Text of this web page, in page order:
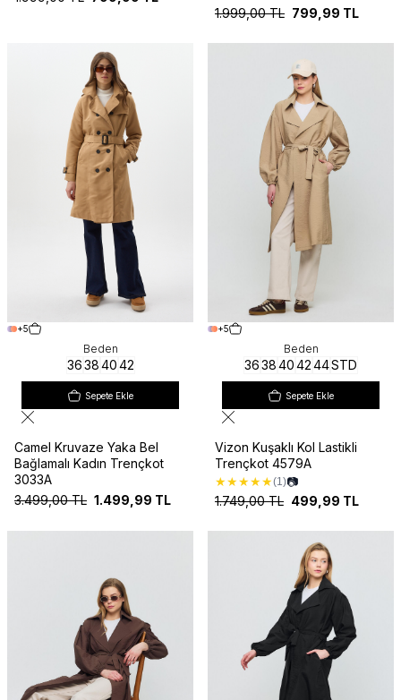
1.999,00TL 799,99 TL
+5
Beden
36384042
Sepete Ekle
Camel Kruvaze Yaka Bel
Bağlamalı Kadın Trençkot
3033A
3.499,00TL 1.499,99 TL
+5
Beden
3638404244STD
Sepete Ekle
Vizon Kuşaklı Kol Lastikli
Trençkot 4579A
★★★★★(1)📷
1.749,00TL 499,99 TL